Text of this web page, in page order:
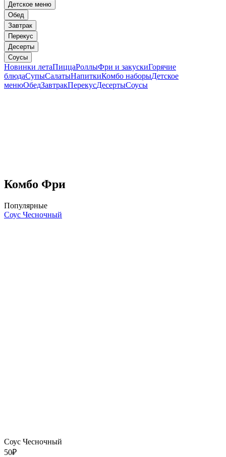
Детское меню
Обед
Завтрак
Перекус
Десерты
Соусы
Новинки летаПиццаРоллыФри и закускиГорячие
блюдаСупыСалатыНапиткиКомбо наборыДетское
менюОбедЗавтракПерекусДесертыСоусы
Комбо Фри
Популярные
Соус Чесночный
Соус Чесночный
50₽